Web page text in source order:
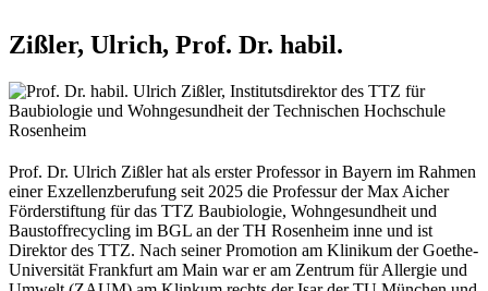
Zißler, Ulrich, Prof. Dr. habil.
Prof. Dr. Ulrich Zißler hat als erster Professor in Bayern im Rahmen
einer Exzellenzberufung seit 2025 die Professur der Max Aicher
Förderstiftung für das TTZ Baubiologie, Wohngesundheit und
Baustoffrecycling im BGL an der TH Rosenheim inne und ist
Direktor des TTZ. Nach seiner Promotion am Klinikum der Goethe-
Universität Frankfurt am Main war er am Zentrum für Allergie und